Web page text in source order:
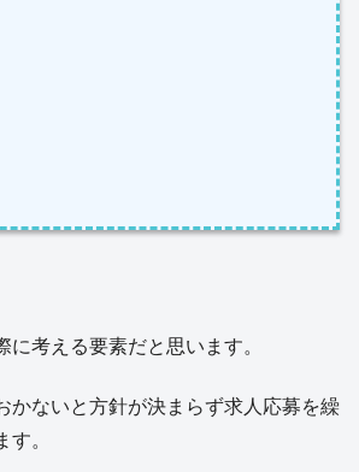
に考える要素だと思います。
かないと方針が決まらず求人応募を繰
す。